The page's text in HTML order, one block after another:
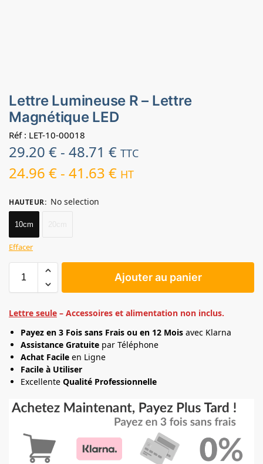
Lettre Lumineuse R – Lettre
Magnétique LED
Réf : LET-10-00018
29.20 € - 48.71 € TTC
24.96 € - 41.63 € HT
HAUTEUR: No selection
10cm
Effacer
Ajouter au panier
Lettre seule – Accessoires et alimentation non inclus.
Payez en 3 Fois sans Frais ou en 12 Mois avec Klarna
Assistance Gratuite par Téléphone
Achat Facile en Ligne
Facile à Utiliser
Excellente Qualité Professionnelle